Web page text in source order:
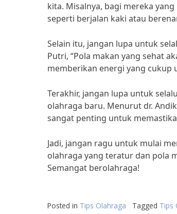
kita. Misalnya, bagi mereka
seperti berjalan kaki atau
Selain itu, jangan lupa untuk
Putri, “Pola makan yang sehat
memberikan energi yang cukup
Terakhir, jangan lupa untuk
olahraga baru. Menurut dr.
sangat penting untuk
Jadi, jangan ragu untuk mulai
olahraga yang teratur dan pola
Semangat berolahraga!
Posted in Tips Olahraga Tagged Tips